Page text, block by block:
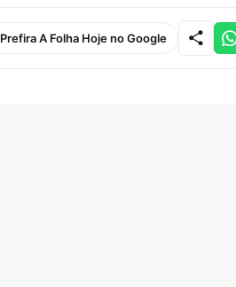
Prefira A Folha Hoje no Google